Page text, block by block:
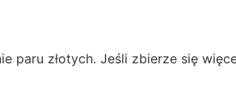
paru złotych. Jeśli zbierze się